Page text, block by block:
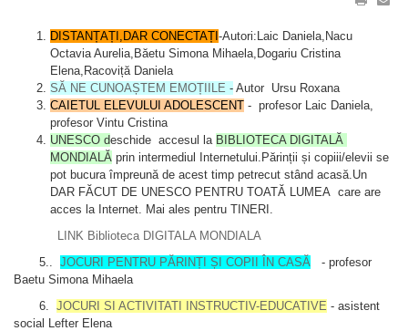
DISTANȚAȚI,DAR CONECTAȚI-Autori:Laic Daniela,Nacu
Octavia Aurelia,Băetu Simona Mihaela,Dogariu Cristina
Elena,Racoviță Daniela
SĂ NE CUNOAȘTEM EMOȚIILE - Autor Ursu Roxana
CAIETUL ELEVULUI ADOLESCENT - profesor Laic Daniela,
profesor Vintu Cristina
UNESCO deschide accesul la BIBLIOTECA DIGITALĂ
MONDIALĂ prin intermediul Internetului.Părinții și copiii/elevii se
pot bucura împreună de acest timp petrecut stând acasă.Un
DAR FĂCUT DE UNESCO PENTRU TOATĂ LUMEA care are
acces la Internet. Mai ales pentru TINERI.
LINK Biblioteca DIGITALA MONDIALA
5.. JOCURI PENTRU PĂRINȚI ȘI COPII ÎN CASĂ - profesor
Baetu Simona Mihaela
6. JOCURI SI ACTIVITATI INSTRUCTIV-EDUCATIVE - asistent
social Lefter Elena